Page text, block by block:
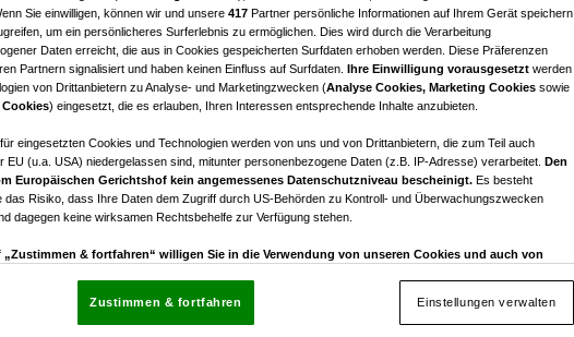
4
Zimmer
€ 370.000,00
Kaufpreis
Sie einwilligen, können wir und unsere 417 Partner persönliche Informationen auf Ihrem Gerät speichern
um ein persönlicheres Surferlebnis zu ermöglichen. Dies wird durch die Verarbeitung
Daten erreicht, die aus in Cookies gespeicherten Surfdaten erhoben werden. Diese Präferenzen
Partnern signalisiert und haben keinen Einfluss auf Surfdaten. Ihre Einwilligung vorausgesetzt werden
von Drittanbietern zu Analyse- und Marketingzwecken (Analyse Cookies, Marketing Cookies sowie
) eingesetzt, die es erlauben, Ihren Interessen entsprechende Inhalte anzubieten.
eingesetzten Cookies und Technologien werden von uns und von Drittanbietern, die zum Teil auch
EU (u.a. USA) niedergelassen sind, mitunter personenbezogene Daten (z.B. IP-Adresse) verarbeitet. Den
Europäischen Gerichtshof kein angemessenes Datenschutzniveau bescheinigt. Es besteht
das Risiko, dass Ihre Daten dem Zugriff durch US-Behörden zu Kontroll- und Überwachungszwecken
dagegen keine wirksamen Rechtsbehelfe zur Verfügung stehen.
„Zustimmen & fortfahren“ willigen Sie in die Verwendung von unseren Cookies und auch von
die sich auf jeder Seite unten im Footer befinden.
Einstellungen verwalten
Zustimmen & fortfahren